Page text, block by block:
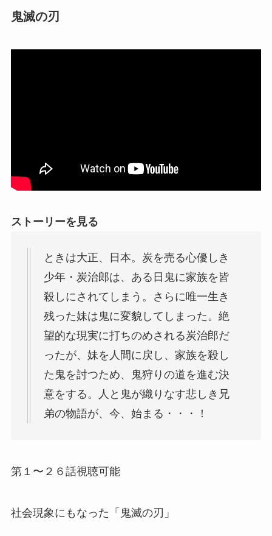
鬼滅の刃
ストーリーを見る
ときは大正、日本。炭を売る心優しき
少年・炭治郎は、ある日鬼に家族を皆
殺しにされてしまう。さらに唯一生き
残った妹は鬼に変貌してしまった。絶
望的な現実に打ちのめされる炭治郎だ
ったが、妹を人間に戻し、家族を殺し
た鬼を討つため、鬼狩りの道を進む決
意をする。人と鬼が織りなす悲しき兄
弟の物語が、今、始まる・・・！
第１〜２６話視聴可能
社会現象にもなった「鬼滅の刃」